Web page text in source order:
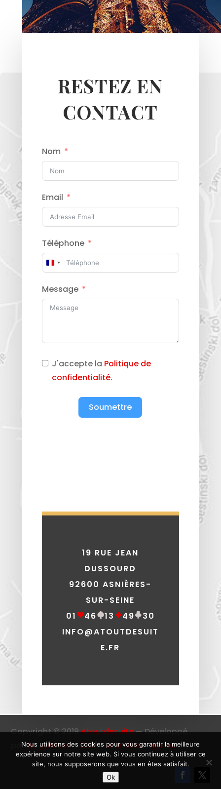
RESTEZ EN
CONTACT
Nom
Email
Téléphone
France
Message
J'accepte la Politique de
confidentialité.
Soumettre
19 RUE JEAN
DUSSOURD
92600 ASNIÈRES-
SUR-SEINE
01
46 13 49
30
INFO@ATOUTDESUIT
E.FR
Copyright © 2019Atoutdesuite— Développé
parBulgaWeb—CGV—Mentions légales
Nous utilisons des cookies pour vous garantir la meilleure
expérience sur notre site web. Si vous continuez à utiliser ce
site, nous supposerons que vous en êtes satisfait.
Ok